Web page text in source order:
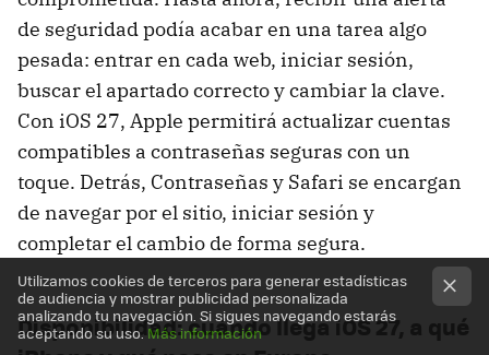
de seguridad podía acabar en una tarea algo
pesada: entrar en cada web, iniciar sesión,
buscar el apartado correcto y cambiar la clave.
Con iOS 27, Apple permitirá actualizar cuentas
compatibles a contraseñas seguras con un
toque. Detrás, Contraseñas y Safari se encargan
de navegar por el sitio, iniciar sesión y
completar el cambio de forma segura.
Disponibilidad: cuándo llega iOS 27, a qué
Utilizamos cookies de terceros para generar estadísticas
de audiencia y mostrar publicidad personalizada
analizando tu navegación. Si sigues navegando estarás
aceptando su uso.Más información